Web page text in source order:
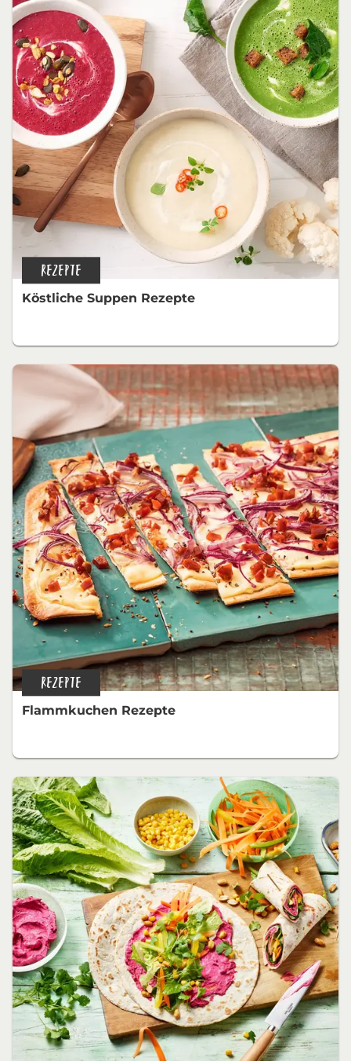
REZEPTE
Köstliche Suppen Rezepte
REZEPTE
Flammkuchen Rezepte